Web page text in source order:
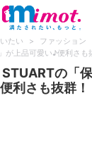
たい > ファッション
が上品可愛い♪便利さも
の「
利さも抜群！